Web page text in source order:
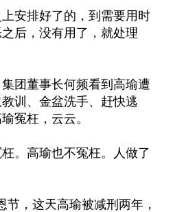
安排好了的，到需要用时
后，没有用了，就处理
团董事长何频看到高瑜遭
训、金盆洗手、赶快逃
冤枉，云云。
。高瑜也不冤枉。人做了
节，这天高瑜被减刑两年，